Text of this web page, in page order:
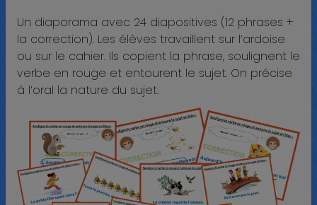
Un diaporama avec 24 diapositives (12 phrases +
la correction). Les élèves travaillent sur l’ardoise
ou sur le cahier. Ils copient la phrase, soulignent le
verbe en rouge et entourent le sujet. On précise
à l’oral la nature du sujet.